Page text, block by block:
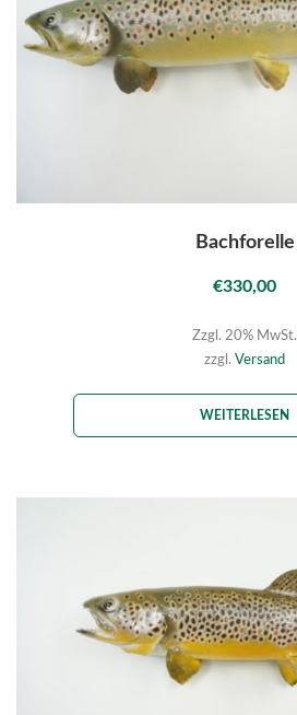
Bachforelle
€330,00
Zzgl. 20% MwSt.
zzgl. Versand
WEITERLESEN